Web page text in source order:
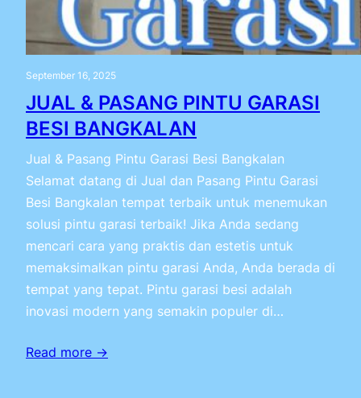
September 16, 2025
JUAL & PASANG PINTU GARASI
BESI BANGKALAN
Jual & Pasang Pintu Garasi Besi Bangkalan
Selamat datang di Jual dan Pasang Pintu Garasi
Besi Bangkalan tempat terbaik untuk menemukan
solusi pintu garasi terbaik! Jika Anda sedang
mencari cara yang praktis dan estetis untuk
memaksimalkan pintu garasi Anda, Anda berada di
tempat yang tepat. Pintu garasi besi adalah
inovasi modern yang semakin populer di…
Read more →